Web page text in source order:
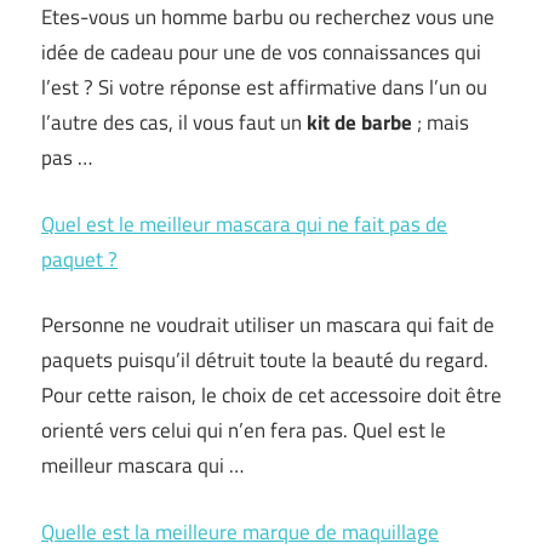
Etes-vous un homme barbu ou recherchez vous une
idée de cadeau pour une de vos connaissances qui
l’est ? Si votre réponse est affirmative dans l’un ou
l’autre des cas, il vous faut un kit de barbe ; mais
pas …
Quel est le meilleur mascara qui ne fait pas de
paquet ?
Personne ne voudrait utiliser un mascara qui fait de
paquets puisqu’il détruit toute la beauté du regard.
Pour cette raison, le choix de cet accessoire doit être
orienté vers celui qui n’en fera pas. Quel est le
meilleur mascara qui …
Quelle est la meilleure marque de maquillage